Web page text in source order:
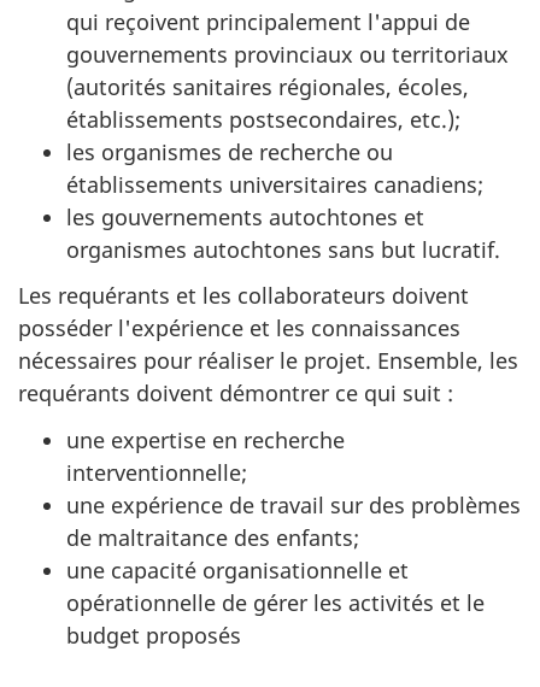
qui reçoivent principalement l'appui de
gouvernements provinciaux ou territoriaux
(autorités sanitaires régionales, écoles,
établissements postsecondaires, etc.);
les organismes de recherche ou
établissements universitaires canadiens;
les gouvernements autochtones et
organismes autochtones sans but lucratif.
Les requérants et les collaborateurs doivent
posséder l'expérience et les connaissances
nécessaires pour réaliser le projet. Ensemble, les
requérants doivent démontrer ce qui suit :
une expertise en recherche
interventionnelle;
une expérience de travail sur des problèmes
de maltraitance des enfants;
une capacité organisationnelle et
opérationnelle de gérer les activités et le
budget proposés